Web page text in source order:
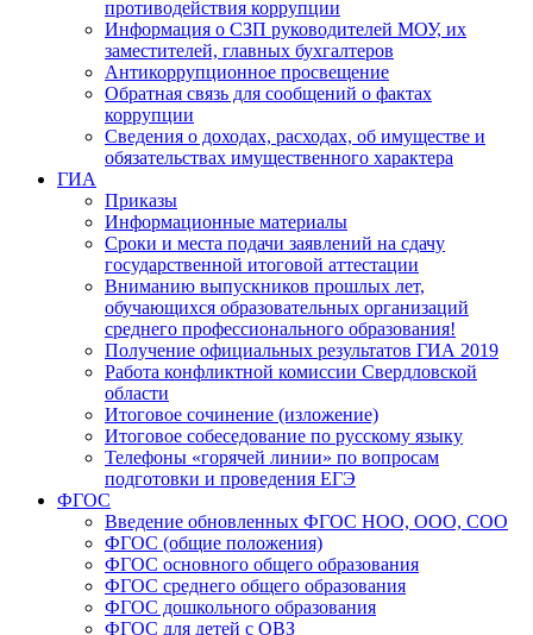
противодействия коррупции
Информация о СЗП руководителей МОУ, их
заместителей, главных бухгалтеров
Антикоррупционное просвещение
Обратная связь для сообщений о фактах
коррупции
Сведения о доходах, расходах, об имуществе и
обязательствах имущественного характера
ГИА
Приказы
Информационные материалы
Сроки и места подачи заявлений на сдачу
государственной итоговой аттестации
Вниманию выпускников прошлых лет,
обучающихся образовательных организаций
среднего профессионального образования!
Получение официальных результатов ГИА 2019
Работа конфликтной комиссии Свердловской
области
Итоговое сочинение (изложение)
Итоговое собеседование по русскому языку
Телефоны «горячей линии» по вопросам
подготовки и проведения ЕГЭ
ФГОС
Введение обновленных ФГОС НОО, ООО, СОО
ФГОС (общие положения)
ФГОС основного общего образования
ФГОС среднего общего образования
ФГОС дошкольного образования
ФГОС для детей с ОВЗ